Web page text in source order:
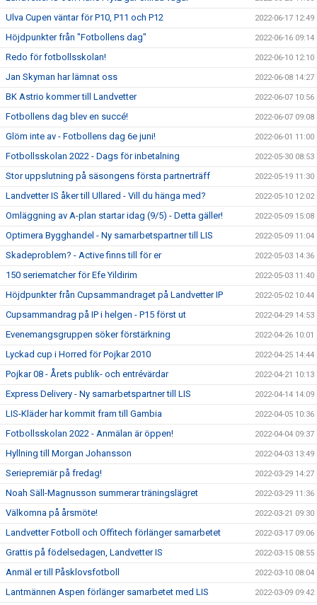
Ulva Cupen väntar för P10, P11 och P12 2022-06-17 12:49
Höjdpunkter från "Fotbollens dag" 2022-06-16 09:14
Redo för fotbollsskolan! 2022-06-10 12:10
Jan Skyman har lämnat oss 2022-06-08 14:27
BK Astrio kommer till Landvetter 2022-06-07 10:56
Fotbollens dag blev en succé! 2022-06-07 09:08
Glöm inte av - Fotbollens dag 6e juni! 2022-06-01 11:00
Fotbollsskolan 2022 - Dags för inbetalning 2022-05-30 08:53
Stor uppslutning på säsongens första partnerträff 2022-05-19 11:30
Landvetter IS åker till Ullared - Vill du hänga med? 2022-05-10 12:02
Omläggning av A-plan startar idag (9/5) - Detta gäller! 2022-05-09 15:08
Optimera Bygghandel - Ny samarbetspartner till LIS 2022-05-09 11:04
Skadeproblem? - Active finns till för er 2022-05-03 14:36
150 seriematcher för Efe Yildirim 2022-05-03 11:40
Höjdpunkter från Cupsammandraget på Landvetter IP 2022-05-02 10:44
Cupsammandrag på IP i helgen - P15 först ut 2022-04-29 14:53
Evenemangsgruppen söker förstärkning 2022-04-26 10:01
Lyckad cup i Horred för Pojkar 2010 2022-04-25 14:44
Pojkar 08 - Årets publik- och entrévärdar 2022-04-21 10:13
Express Delivery - Ny samarbetspartner till LIS 2022-04-14 14:09
LIS-Kläder har kommit fram till Gambia 2022-04-05 10:36
Fotbollsskolan 2022 - Anmälan är öppen! 2022-04-04 09:37
Hyllning till Morgan Johansson 2022-04-03 13:49
Seriepremiär på fredag! 2022-03-29 14:27
Noah Säll-Magnusson summerar träningslägret 2022-03-29 11:36
Välkomna på årsmöte! 2022-03-21 09:30
Landvetter Fotboll och Offitech förlänger samarbetet 2022-03-17 09:06
Grattis på födelsedagen, Landvetter IS 2022-03-15 08:55
Anmäl er till Påsklovsfotboll 2022-03-10 08:04
Lantmännen Aspen förlänger samarbetet med LIS 2022-03-09 09:42